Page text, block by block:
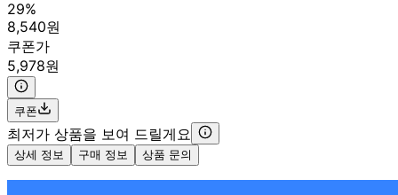
29%
8,540원
쿠폰가
5,978원
쿠폰
최저가 상품을 보여 드릴게요
상세 정보 구매 정보 상품 문의